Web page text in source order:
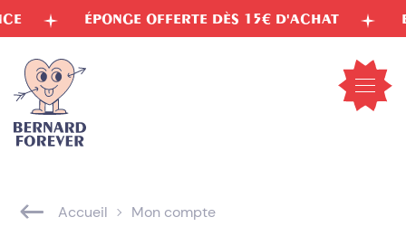
ÉPONGE OFFERTE DÈS 15€ D'ACHAT
Ouvrir
le
Aller
au
contenu
Accueil Mon compte